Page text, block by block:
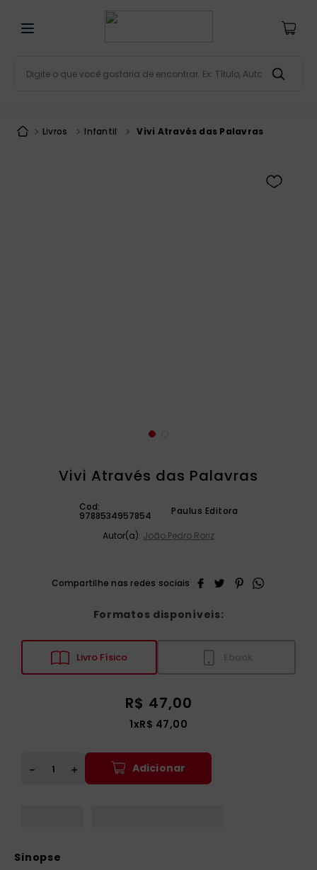
Livros Infantil Vivi Através das Palavras
Vivi Através das Palavras
Cod:
9788534957854 Paulus Editora
Autor(a): João Pedro Roriz
Formatos disponíveis:
Livro Físico
R$ 47,00
1xR$ 47,00
＋
－ Adicionar